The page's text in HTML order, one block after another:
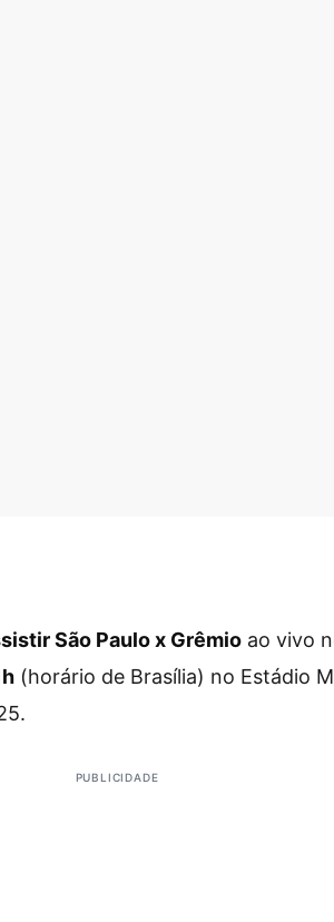
São Paulo x Grêmio ao vivo
(horário de Brasília) no Estádio
PUBLICIDADE